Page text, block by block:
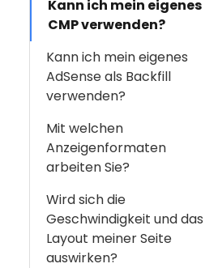
Kann ich mein eigenes
CMP verwenden?
Kann ich mein eigenes
AdSense als Backfill
verwenden?
Mit welchen
Anzeigenformaten
arbeiten Sie?
Wird sich die
Geschwindigkeit und das
Layout meiner Seite
auswirken?